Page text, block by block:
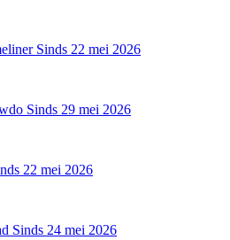
Sinds 22 mei 2026
Sinds 29 mei 2026
22 mei 2026
Sinds 24 mei 2026